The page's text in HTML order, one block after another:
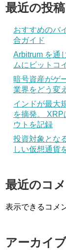
最近の投稿
おすすめのバ
合ガイド
Arbitrum を通
ムにビットコ
暗号資産がゲ
業界をどう変
インドが最大
を摘発。
ウトを記録
投資対象とな
しい仮想通貨
最近のコ
表示できるコメ
アーカイブ